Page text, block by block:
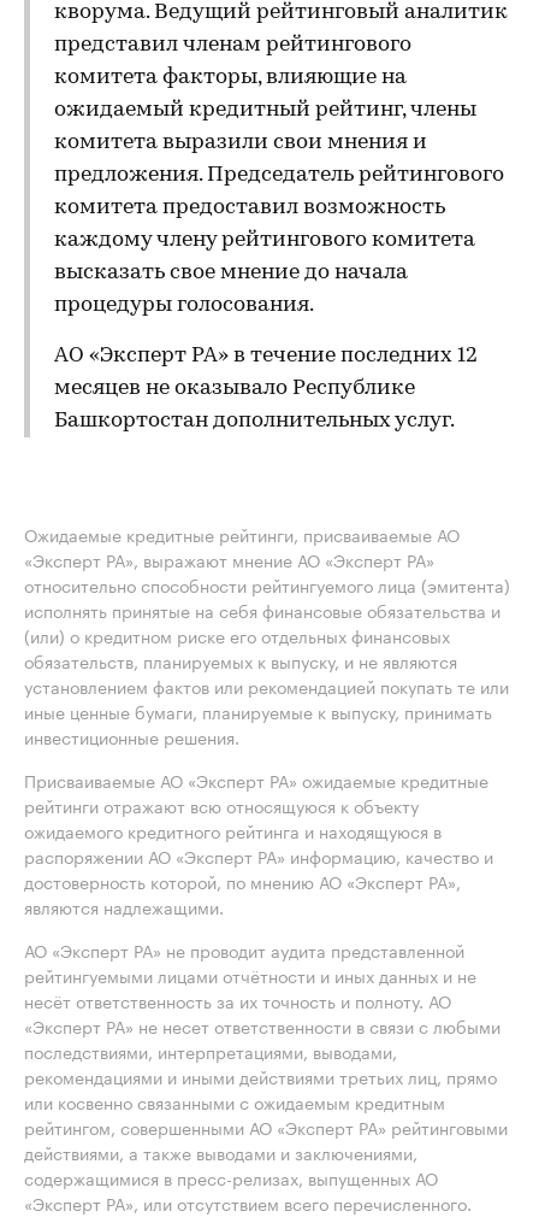
кворума. Ведущий рейтинговый аналитик
представил членам рейтингового
комитета факторы, влияющие на
ожидаемый кредитный рейтинг, члены
комитета выразили свои мнения и
предложения. Председатель рейтингового
комитета предоставил возможность
каждому члену рейтингового комитета
высказать свое мнение до начала
процедуры голосования.
АО «Эксперт РА» в течение последних 12
месяцев не оказывало Республике
Башкортостан дополнительных услуг.
Ожидаемые кредитные рейтинги, присваиваемые АО
«Эксперт РА», выражают мнение АО «Эксперт РА»
относительно способности рейтингуемого лица (эмитента)
исполнять принятые на себя финансовые обязательства и
(или) о кредитном риске его отдельных финансовых
обязательств, планируемых к выпуску, и не являются
установлением фактов или рекомендацией покупать те или
иные ценные бумаги, планируемые к выпуску, принимать
инвестиционные решения.
Присваиваемые АО «Эксперт РА» ожидаемые кредитные
рейтинги отражают всю относящуюся к объекту
ожидаемого кредитного рейтинга и находящуюся в
распоряжении АО «Эксперт РА» информацию, качество и
достоверность которой, по мнению АО «Эксперт РА»,
являются надлежащими.
АО «Эксперт РА» не проводит аудита представленной
рейтингуемыми лицами отчётности и иных данных и не
несёт ответственность за их точность и полноту. АО
«Эксперт РА» не несет ответственности в связи с любыми
последствиями, интерпретациями, выводами,
рекомендациями и иными действиями третьих лиц, прямо
или косвенно связанными с ожидаемым кредитным
рейтингом, совершенными АО «Эксперт РА» рейтинговыми
действиями, а также выводами и заключениями,
содержащимися в пресс-релизах, выпущенных АО
«Эксперт РА», или отсутствием всего перечисленного.